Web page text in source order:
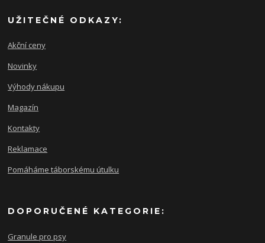
UŽITEČNÉ ODKAZY:
Akční ceny
Novinky
Výhody nákupu
Magazín
Kontakty
Reklamace
Pomáháme táborskému útulku
DOPORUČENÉ KATEGORIE:
Granule pro psy